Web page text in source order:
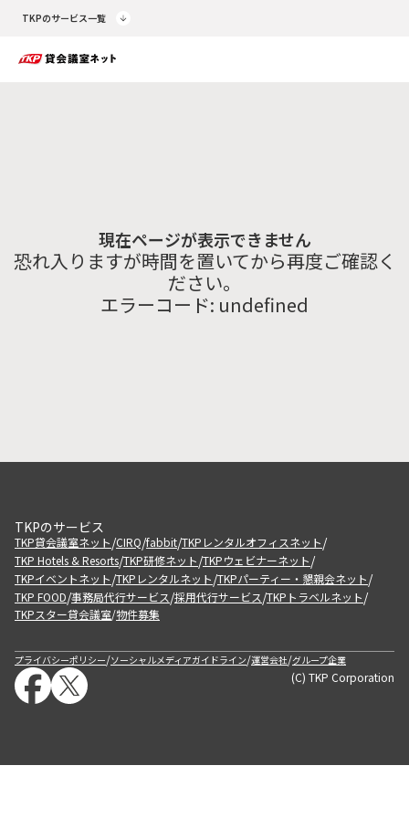
TKPのサービス一覧
現在ページが表示できません
恐れ入りますが時間を置いてから再度ご確認く
ださい。
エラーコード: undefined
TKPのサービス
TKP貸会議室ネット/CIRQ/fabbit/TKPレンタルオフィスネット/
TKP Hotels & Resorts/TKP研修ネット/TKPウェビナーネット/
TKPイベントネット/TKPレンタルネット/TKPパーティー・懇親会ネット/
TKP FOOD/事務局代行サービス/採用代行サービス/TKPトラベルネット/
TKPスター貸会議室/物件募集
プライバシーポリシー/ソーシャルメディアガイドライン/運営会社/グループ企業
(C) TKP Corporation